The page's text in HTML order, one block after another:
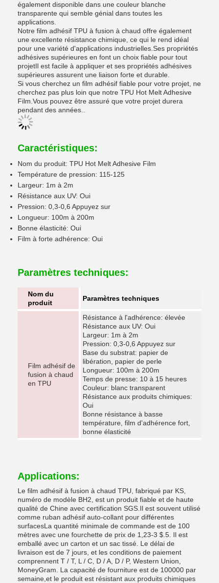
également disponible dans une couleur blanche
transparente qui semble génial dans toutes les
applications.
Notre film adhésif TPU à fusion à chaud offre également
une excellente résistance chimique, ce qui le rend idéal
pour une variété d'applications industrielles.Ses propriétés
adhésives supérieures en font un choix fiable pour tout
projetIl est facile à appliquer et ses propriétés adhésives
supérieures assurent une liaison forte et durable.
Si vous cherchez un film adhésif fiable pour votre projet, ne
cherchez pas plus loin que notre TPU Hot Melt Adhesive
Film.Vous pouvez être assuré que votre projet durera
pendant des années..
Caractéristiques:
Nom du produit: TPU Hot Melt Adhesive Film
Température de pression: 115-125
Largeur: 1m à 2m
Résistance aux UV: Oui
Pression: 0,3-0,6 Appuyez sur
Longueur: 100m à 200m
Bonne élasticité: Oui
Film à forte adhérence: Oui
Paramètres techniques:
Nom du
produit
Paramètres techniques
Film adhésif de
fusion à chaud
en TPU
Résistance à l'adhérence: élevée
Résistance aux UV: Oui
Largeur: 1m à 2m
Pression: 0,3-0,6 Appuyez sur
Base du substrat: papier de
libération, papier de perle
Longueur: 100m à 200m
Temps de presse: 10 à 15 heures
Couleur: blanc transparent
Résistance aux produits chimiques:
Oui
Bonne résistance à basse
température, film d'adhérence fort,
bonne élasticité
Applications:
Le film adhésif à fusion à chaud TPU, fabriqué par KS,
numéro de modèle BH2, est un produit fiable et de haute
qualité de Chine avec certification SGS.Il est souvent utilisé
comme ruban adhésif auto-collant pour différentes
surfacesLa quantité minimale de commande est de 100
mètres avec une fourchette de prix de 1,23-3 $.5. Il est
emballé avec un carton et un sac tissé. Le délai de
livraison est de 7 jours, et les conditions de paiement
comprennent T / T, L / C, D / A, D / P, Western Union,
MoneyGram. La capacité de fourniture est de 100000 par
semaine,et le produit est résistant aux produits chimiques